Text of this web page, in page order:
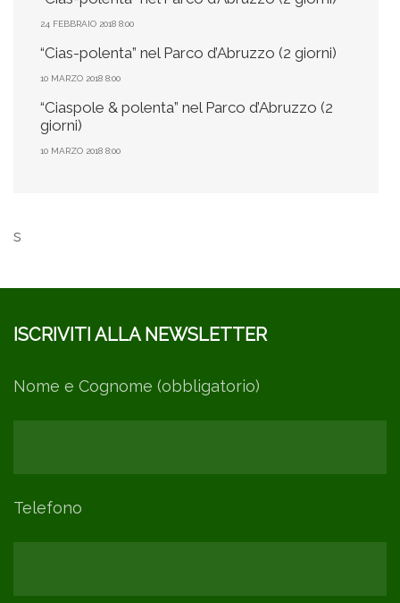
24 FEBBRAIO 2018 8:00
“Cias-polenta” nel Parco d’Abruzzo (2 giorni)
10 MARZO 2018 8:00
“Ciaspole & polenta” nel Parco d’Abruzzo (2
giorni)
10 MARZO 2018 8:00
s
ISCRIVITI ALLA NEWSLETTER
Nome e Cognome (obbligatorio)
Telefono